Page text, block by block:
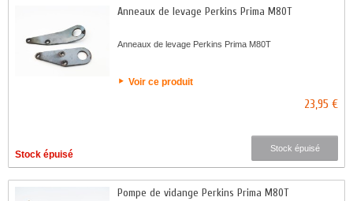
Anneaux de levage Perkins Prima M80T
Anneaux de levage Perkins Prima M80T
Voir ce produit
23,95 €
Stock épuisé
Stock épuisé
Pompe de vidange Perkins Prima M80T